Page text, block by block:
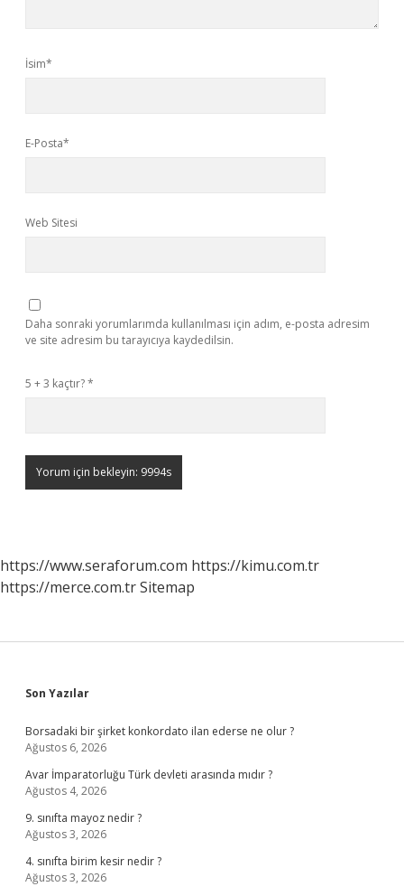
İsim*
E-Posta*
Web Sitesi
Daha sonraki yorumlarımda kullanılması için adım, e-posta adresim
ve site adresim bu tarayıcıya kaydedilsin.
5 + 3 kaçtır?*
https://www.seraforum.com https://kimu.com.tr
https://merce.com.trSitemap
Sidebar
Son Yazılar
Borsadaki bir şirket konkordato ilan ederse ne olur ?
Ağustos 6, 2026
Avar İmparatorluğu Türk devleti arasında mıdır ?
Ağustos 4, 2026
9. sınıfta mayoz nedir ?
Ağustos 3, 2026
4. sınıfta birim kesir nedir ?
Ağustos 3, 2026